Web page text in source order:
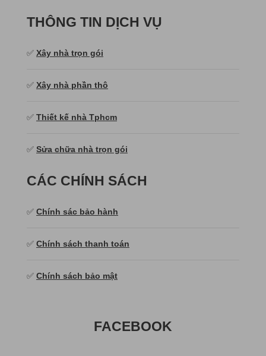
THÔNG TIN DỊCH VỤ
✅ Xây nhà trọn gói
✅ Xây nhà phần thô
✅ Thiết kế nhà Tphcm
✅ Sửa chữa nhà trọn gói
CÁC CHÍNH SÁCH
✅ Chính sác bảo hành
✅ Chính sách thanh toán
✅ Chính sách bảo mật
FACEBOOK